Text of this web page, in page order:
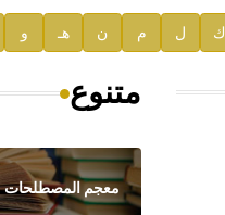
ك ل م ن هـ و
متنوع
معجم المصطلحات